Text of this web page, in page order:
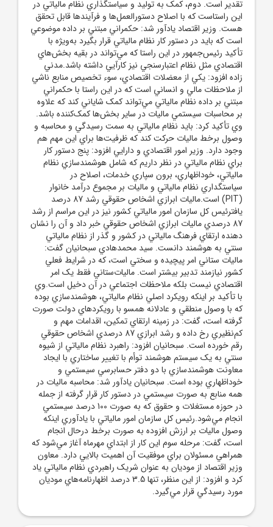
تقدير است. دوم، کمک به توليد و سياستگذاري نظام مالياتي در
اين راستاست که با اصلاح دستورالعمل‌ها و فرآيندها قابل تحقق
هست. وزير اقتصاد يادآور شد: حکمراني مبتني بر داده موضوعي
است که بايد در دستور کار نظام مالياتي قرار بگيرد به‌ويژه با
تأکيد رئيس‌جمهور در اين راستا که مي‌تواند در بقيه بخش‌هاي
اقتصادي مثل نظام اعتبارسنجي نيز کارآيي داشته باشد.مدني
زاده افزود: يکي از معضلات اقتصادي، سوء تخصيص منابع ناشي
از ملاحظات مالي و انساني است که در اين راستا با حکمراني
مبتني بر داده نظام مالياتي مي‌تواند کمک شاياني کند که علاوه
بر محاسبات سيستمي ماليات در ساير بخش‌ها کمک‌کننده باشد.
وي تأکيد کرد: بايد نظام مالياتي به سمت رسيدگي و محاسبه و
وصول برخط ماليات حرکت کند که ظرفيت‌ها براي اين مهم هم
وجود دارد. وزير امور اقتصادي و دارايي افزود: پنج دستور کار
براي نظام مالياتي در نظر داريم که شامل هوشمندسازي نظام
مالياتي، خوداظهاري، برون سپاري خدمات، اصلاح در
سياستگداري نظام مالياتي و ماليات بر مجموع درآمد خانوار
(PIT) است.ماليات ابرازي اشخاص حقوقي رشد 87 درصد
يافترئيس کل سازمان امور مالياتي کشور نيز در اين مراسم از رشد
87 درصدي ماليات ابرازي اشخاص حقوقي خبر داد و آن را نشان
دهنده ارتقاي فرهنگ مالياتي در کشور و گذر از نظام مالياتي
سنتي به هوشمند دانست. سيد محمدهادي سبحانيان گفت:
ماليات ستاني امر پيچيده و سختي است، که در شرايط فعلي
کشور نيازمند تدبير بيشتر است. ماليات‌ستاني فقط يک امر
اقتصادي نيست بلکه ملاحظات اجتماعي در آن دخيل است.وي
با تأکيد بر اينکه رويکرد اصلي نظام مالياتي، هوشمندسازي بوده
که با وصول منطقي و عادلانه همسو با رويکردهاي دولت صورت
گرفته است، گفت: در زمينه ارتقاي تمکين، اقدامات مهم و
کم‌نظيري رخ داده و رشد ابرازي 87 درصدي اشخاص حقوقي
رقم خورده است. سبحانيان افزود: راهبرد نظام مالياتي از شيوه
سنتي به يک سيستم هوشمند توأم با تغيير ساختاري با ايجاد
معاونت هوشمندسازي با دو دفتر حسابرسي سيستمي و
خوداظهاري بوده است. سبحانيان يادآور شد: محاسبه ماليات در
همه منابع به صورت سيستمي در دستور کار قرار گرفته از جمله
در حوزه مستغلات و حقوق که به صورت 100 درصد سيستمي
انجام مي‌شود.رئيس کل سازمان امور مالياتي با يادآوري اينکه
وصول ماليات بر ارزش افزوده به صورت برخط درحال انجام
است، گفت: مرحله سوم اين کار از ابتداي مهرماه آغاز مي‌شود که
همراهي مسئولان براي موفقيت آن اهميت بالايي دارد. معاون
وزير اقتصاد از موديان به عنوان شريک راهبردي نظام مالياتي ياد
کرد و افزود: از اين منظر، تنها 3.5 درصد اظهارنامه‌هاي موديان
مورد رسيدگي قرار مي‌گيرد.